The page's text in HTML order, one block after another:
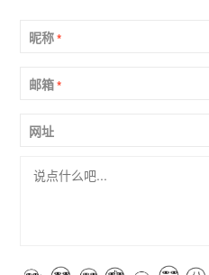
昵称*
邮箱*
网址